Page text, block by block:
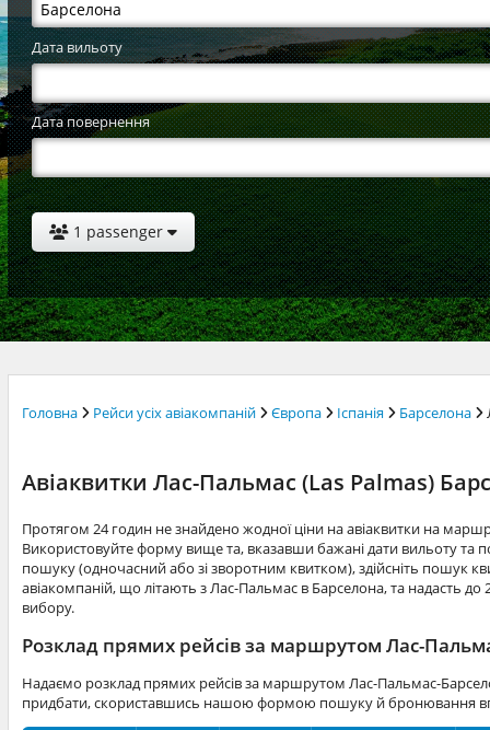
Дата вильоту
Дата повернення
1 passenger
Головна Рейси усіх авіакомпаній Європа Іспанія Барселона
Авіаквитки Лас-Пальмас (Las Palmas)
Протягом 24 годин не знайдено жодної ціни на авіаквитки на
Використовуйте форму вище та, вказавши бажані дати вильоту та
пошуку (одночасний або зі зворотним квитком), здійсніть пошук
авіакомпаній, що літають з Лас-Пальмас в Барселона, та надасть
вибору.
Розклад прямих рейсів за маршрутом Лас-
Надаємо розклад прямих рейсів за маршрутом Лас-Пальмас-
придбати, скориставшись нашою формою пошуку й бронювання